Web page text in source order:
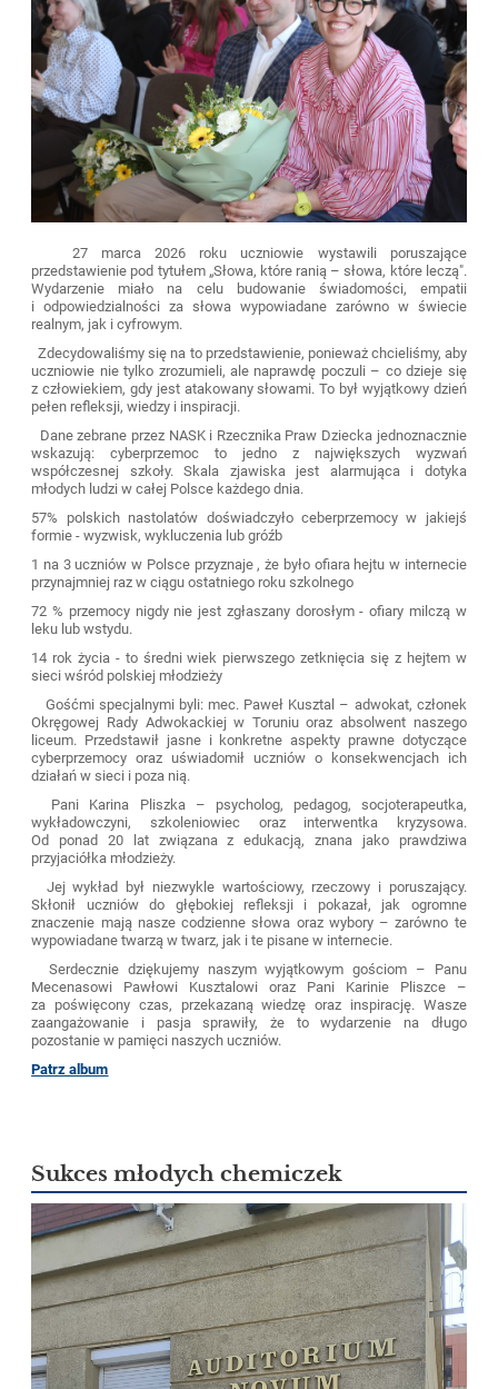
27 marca 2026 roku uczniowie wystawili poruszające
przedstawienie pod tytułem „Słowa, które ranią – słowa, które leczą".
Wydarzenie miało na celu budowanie świadomości, empatii
i odpowiedzialności za słowa wypowiadane zarówno w świecie
realnym, jak i cyfrowym.
Zdecydowaliśmy się na to przedstawienie, ponieważ chcieliśmy, aby
uczniowie nie tylko zrozumieli, ale naprawdę poczuli – co dzieje się
z człowiekiem, gdy jest atakowany słowami. To był wyjątkowy dzień
pełen refleksji, wiedzy i inspiracji.
Dane zebrane przez NASK i Rzecznika Praw Dziecka jednoznacznie
wskazują: cyberprzemoc to jedno z największych wyzwań
współczesnej szkoły. Skala zjawiska jest alarmująca i dotyka
młodych ludzi w całej Polsce każdego dnia.
57% polskich nastolatów doświadczyło ceberprzemocy w jakiejś
formie - wyzwisk, wykluczenia lub gróźb
1 na 3 uczniów w Polsce przyznaje , że było ofiara hejtu w internecie
przynajmniej raz w ciągu ostatniego roku szkolnego
72 % przemocy nigdy nie jest zgłaszany dorosłym - ofiary milczą w
leku lub wstydu.
14 rok życia - to średni wiek pierwszego zetknięcia się z hejtem w
sieci wśród polskiej młodzieży
Gośćmi specjalnymi byli: mec. Paweł Kusztal – adwokat, członek
Okręgowej Rady Adwokackiej w Toruniu oraz absolwent naszego
liceum. Przedstawił jasne i konkretne aspekty prawne dotyczące
cyberprzemocy oraz uświadomił uczniów o konsekwencjach ich
działań w sieci i poza nią.
Pani Karina Pliszka – psycholog, pedagog, socjoterapeutka,
wykładowczyni, szkoleniowiec oraz interwentka kryzysowa.
Od ponad 20 lat związana z edukacją, znana jako prawdziwa
przyjaciółka młodzieży.
Jej wykład był niezwykle wartościowy, rzeczowy i poruszający.
Skłonił uczniów do głębokiej refleksji i pokazał, jak ogromne
znaczenie mają nasze codzienne słowa oraz wybory – zarówno te
wypowiadane twarzą w twarz, jak i te pisane w internecie.
Serdecznie dziękujemy naszym wyjątkowym gościom – Panu
Mecenasowi Pawłowi Kusztalowi oraz Pani Karinie Pliszce –
za poświęcony czas, przekazaną wiedzę oraz inspirację. Wasze
zaangażowanie i pasja sprawiły, że to wydarzenie na długo
pozostanie w pamięci naszych uczniów.
Patrz album
Sukces młodych chemiczek